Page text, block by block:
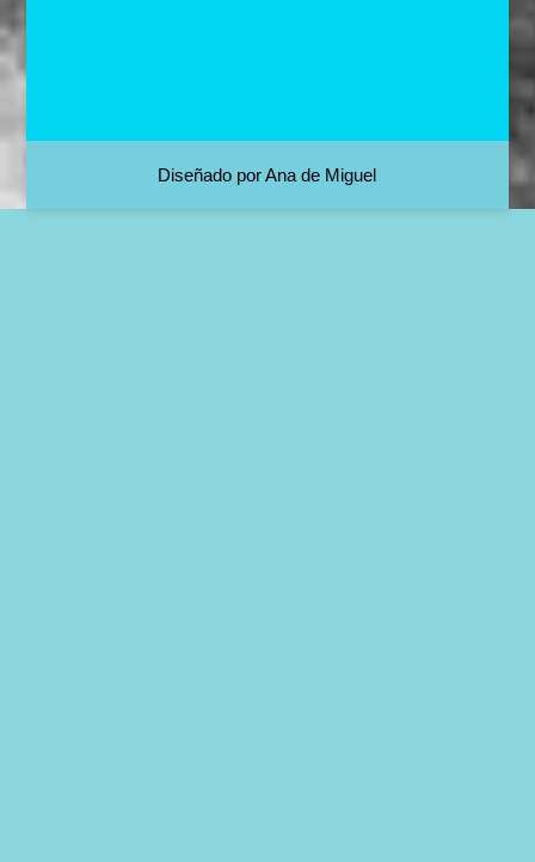
Diseñado por Ana de Miguel